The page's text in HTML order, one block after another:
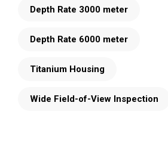
Depth Rate 3000 meter
Depth Rate 6000 meter
Titanium Housing
Wide Field-of-View Inspection